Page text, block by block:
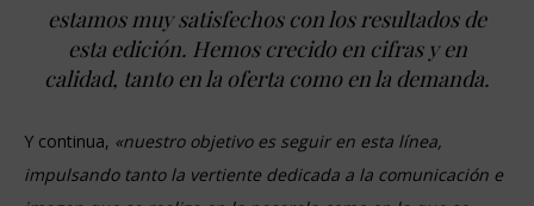
estamos muy satisfechos con los resultados de
esta edición. Hemos crecido en cifras y en
calidad, tanto en la oferta como en la demanda.
Y continua, «nuestro objetivo es seguir en esta línea,
impulsando tanto la vertiente dedicada a la comunicación e